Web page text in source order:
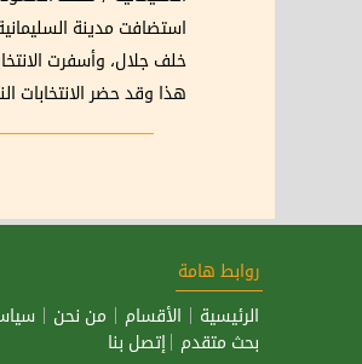
استضافت مدينة
خلف جلال، وأسفرت
هذا وقد حضر الانتخابات
روابط هامة
الرئيسية
الأقسام من نحن
بحث متقدم
إتصل بنا